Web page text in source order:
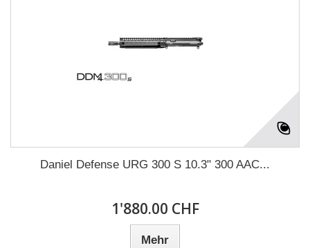
Daniel Defense URG 300 S 10.3" 300 AAC...
1'880.00 CHF
Mehr